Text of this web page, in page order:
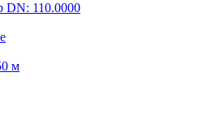
DN: 110.0000
м